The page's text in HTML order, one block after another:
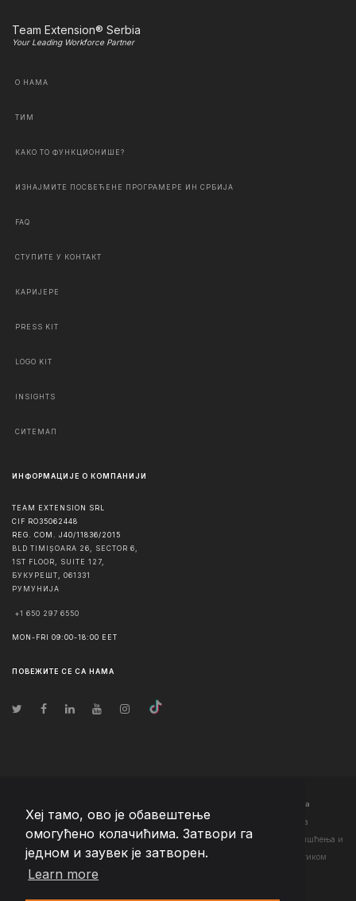
Хеј тамо, ово је обавештење
омогућено колачићима. Затвори га
једном и заувек је затворен.
Learn more
Team Extension® Serbia
Your Leading Workforce Partner
О НАМА
ТИМ
КАКО ТО ФУНКЦИОНИШЕ?
ИЗНАЈМИТЕ ПОСВЕЋЕНЕ ПРОГРАМЕРЕ ИН СРБИЈА
FAQ
СТУПИТЕ У КОНТАКТ
КАРИЈЕРЕ
PRESS KIT
LOGO KIT
INSIGHTS
СИТЕМАП
ИНФОРМАЦИЈЕ О КОМПАНИЈИ
TEAM EXTENSION SRL
CIF RO35062448
REG. COM. J40/11836/2015
BLD TIMIȘOARA 26, SECTOR 6,
1ST FLOOR, SUITE 127,
БУКУРЕШТ
061331
РУМУНИЈА
+1 650 297 6550
MON-FRI 09:00-18:00 EET
ПОВЕЖИТЕ СЕ СА НАМА
- Сва права задржана
Changelog● Коришћењем ове странице слажете се са нашим <а
href="https://teamextension.rs/sr/pravni/uslovi-koriscenja">Условима коришћења и
<а href="https://teamextension.rs/sr/pravni/pravila-privatnosti">Политиком